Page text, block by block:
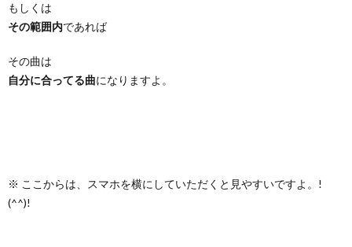
もしくは
その範囲内であれば
その曲は
自分に合ってる曲になりますよ。
※ ここからは、スマホを横にしていただくと見やすいですよ。!
(^^)!